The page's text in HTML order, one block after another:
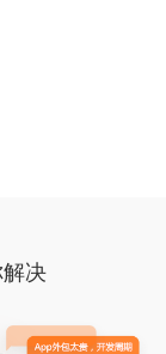
决